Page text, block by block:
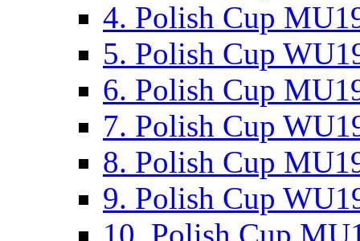
4. Polish Cup
5. Polish Cup
6. Polish Cup
7. Polish Cup
8. Polish Cup
9. Polish Cup
10. Polish Cup